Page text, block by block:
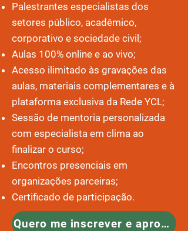
Palestrantes especialistas dos
setores público, acadêmico,
corporativo e sociedade civil;
Aulas 100% online e ao vivo;
Acesso ilimitado às gravações das
aulas, materiais complementares e à
plataforma exclusiva da Rede YCL;
Sessão de mentoria personalizada
com especialista em clima ao
finalizar o curso;
Encontros presenciais em
organizações parceiras;
Certificado de participação.
Quero me inscrever e aproveitar o valor!